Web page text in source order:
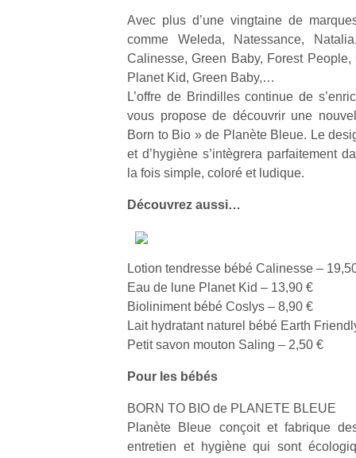
Avec plus d’une vingtaine de
comme Weleda, Natessance,
Calinesse, Green Baby, Forest
Planet Kid, Green Baby,…
L’offre de Brindilles continue de
vous propose de découvrir une
Born to Bio » de Planète Bleue. Le
et d’hygiène s’intègrera parfaitement
la fois simple, coloré et ludique.
Découvrez aussi…
Lotion tendresse bébé Calinesse –
Eau de lune Planet Kid – 13,90 €
Bioliniment bébé Coslys – 8,90 €
Lait hydratant naturel bébé Earth
Petit savon mouton Saling – 2,50 €
Pour les bébés
BORN TO BIO de PLANETE BLEUE
Planète Bleue conçoit et fabrique
entretien et hygiène qui sont